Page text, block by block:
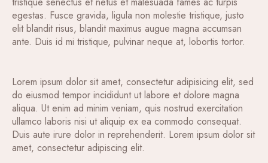
egestas. Fusce gravida, ligula non molestie tristique, justo
elit blandit risus, blandit maximus augue magna accumsan
ante. Duis id mi tristique, pulvinar neque at, lobortis tortor.
Lorem ipsum dolor sit amet, consectetur adipisicing elit, sed
do eiusmod tempor incididunt ut labore et dolore magna
aliqua. Ut enim ad minim veniam, quis nostrud exercitation
ullamco laboris nisi ut aliquip ex ea commodo consequat.
Duis aute irure dolor in reprehenderit. Lorem ipsum dolor sit
amet, consectetur adipiscing elit.